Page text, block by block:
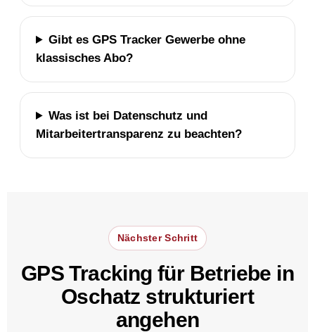
Gibt es GPS Tracker Gewerbe ohne
klassisches Abo?
Was ist bei Datenschutz und
Mitarbeitertransparenz zu beachten?
Nächster Schritt
GPS Tracking für Betriebe in
Oschatz strukturiert
angehen